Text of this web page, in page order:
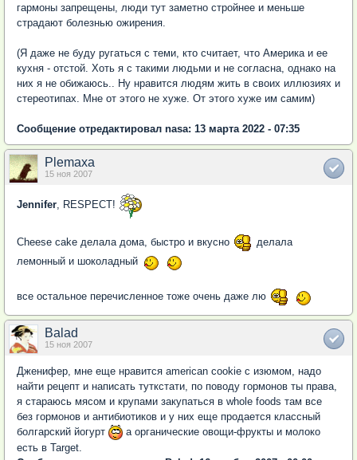
гармоны запрещены, люди тут заметно стройнее и меньше
страдают болезнью ожирения.
(Я даже не буду ругаться с теми, кто считает, что Америка и ее
кухня - отстой. Хоть я с такими людьми и не согласна, однако на
них я не обижаюсь.. Ну нравится людям жить в своих иллюзиях и
стереотипах. Мне от этого не хуже. От этого хуже им самим)
Сообщение отредактировал nasa: 13 марта 2022 - 07:35
Plemaxa
15 ноя 2007
Jennifer, RESPECT!
Cheese cake делала дома, быстро и вкусно
делала
лемонный и шоколадный
все остальное перечисленное тоже очень даже лю
Balad
15 ноя 2007
Дженифер, мне еще нравится american cookie с изюмом, надо
найти рецепт и написать туткстати, по поводу гормонов ты права,
я стараюсь мясом и крупами закупаться в whole foods там все
без гормонов и антибиотиков и у них еще продается классный
болгарский йогурт
а органические овощи-фрукты и молоко
есть в Target.